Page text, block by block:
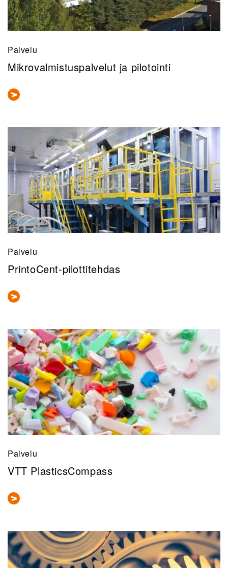
Palvelu
Mikrovalmistuspalvelut ja pilotointi
Palvelu
PrintoCent-pilottitehdas
Palvelu
VTT PlasticsCompass